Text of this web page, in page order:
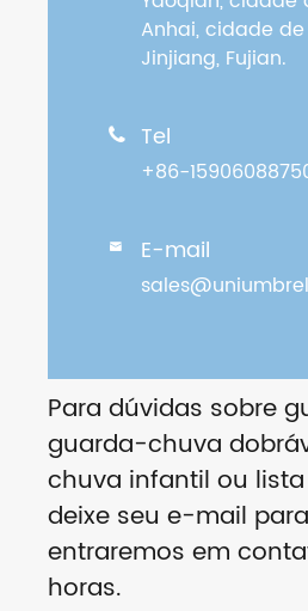
Anhai, cidade de
Jinjiang, Fujian.
 Tel
+86-
 E-mail
Para dúvidas sobre
guarda-chuva
chuva infantil ou
deixe seu e-mail
entraremos em
horas.